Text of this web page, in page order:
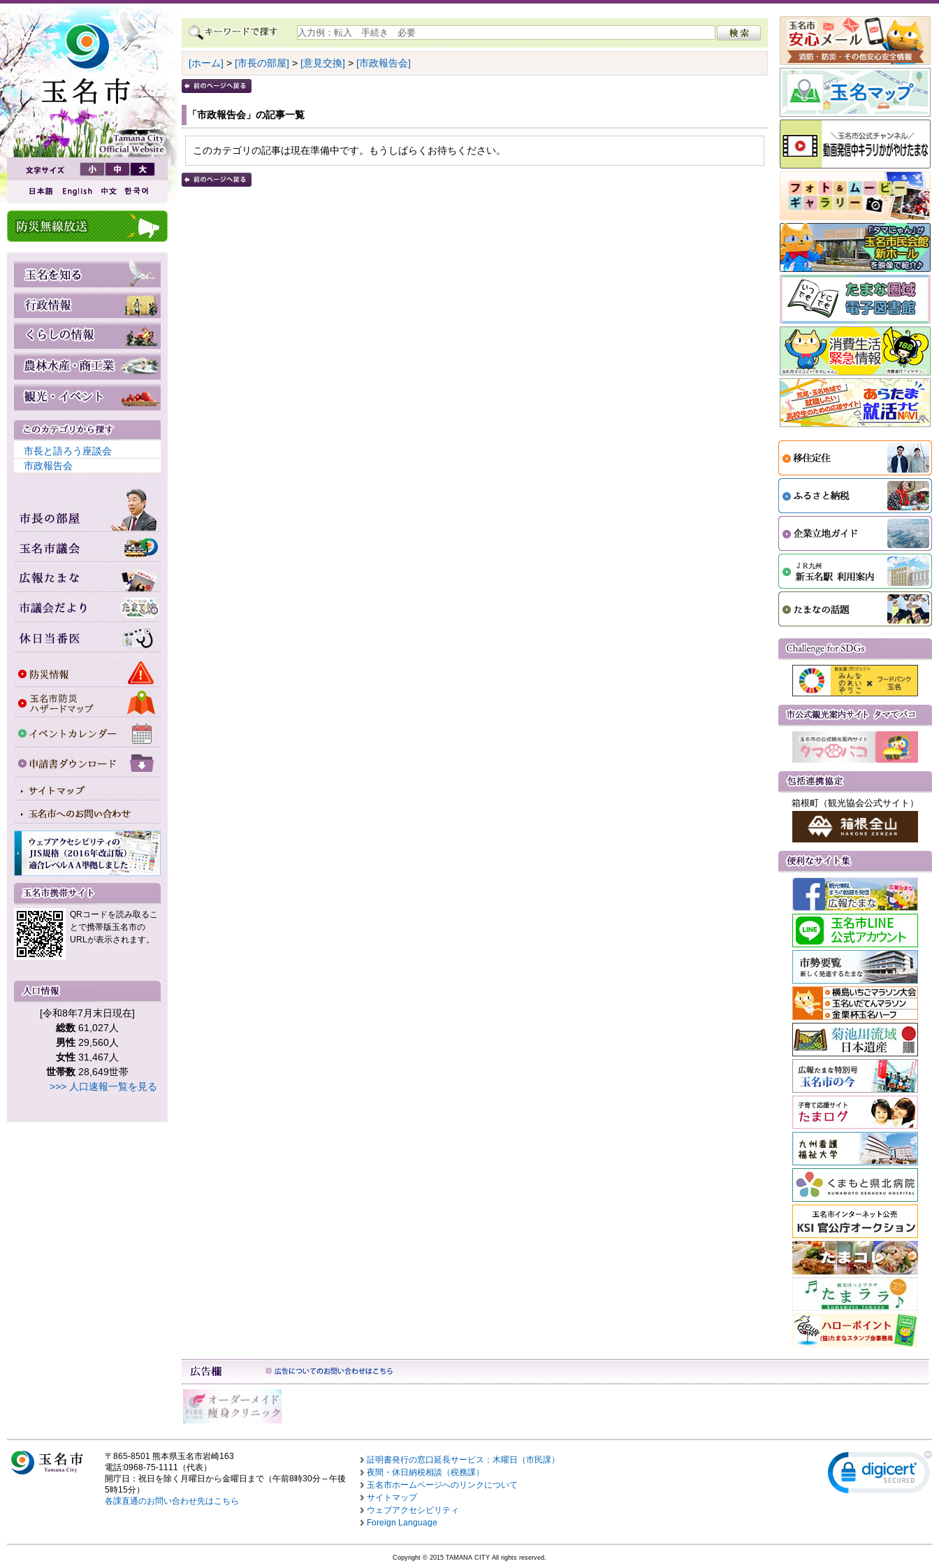
市長と語ろう座談会
市政報告会
QRコードを読み取るこ
とで携帯版玉名市の
URLが表示されます。
[令和8年7月末日現在]
総数 61,027人
男性 29,560人
女性 31,467人
世帯数 28,649世帯
>>> 人口速報一覧を見る
[ホーム] > [市長の部屋] > [意見交換] > [市政報告会]
「市政報告会」の記事一覧
このカテゴリの記事は現在準備中です。もうしばらくお待ちください。
箱根町（観光協会公式サイト）
〒865-8501 熊本県玉名市岩崎163
電話:0968-75-1111（代表）
開庁日：祝日を除く月曜日から金曜日まで（午前8時30分～午後
5時15分）
各課直通のお問い合わせ先はこちら
証明書発行の窓口延長サービス：木曜日（市民課）
夜間・休日納税相談（税務課）
玉名市ホームページへのリンクについて
サイトマップ
ウェブアクセシビリティ
Foreign Language
Copyright © 2015 TAMANA CITY All rights reserved.